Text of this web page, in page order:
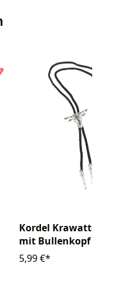
Kordel Krawatte
mit Bullenkopf
5,99 €*